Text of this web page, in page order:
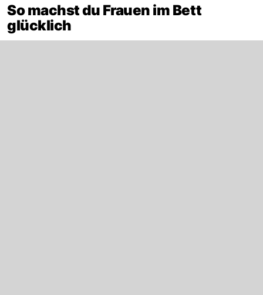
So machst du Frauen im Bett
glücklich